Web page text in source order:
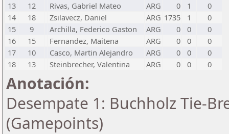
13
12 Rivas, Gabriel Mateo ARG 0 1
0
14
18 Zsilavecz, Daniel ARG 1735 1
0
15
9 Archilla, Federico Gaston ARG 0 0
0
16
15 Fernandez, Maitena ARG 0 0
0
17
10 Casco, Martin Alejandro ARG 0 0
0
18
13 Steinbrecher, Valentina ARG 0 0 0
Anotación:
Desempate 1: Buchholz Tie-
(Gamepoints)